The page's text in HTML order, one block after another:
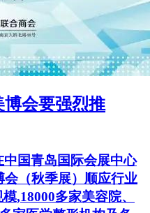
会要强烈推
中国青岛国际会展中心
会（秋季展）顺应行业
,18000多家美容院、